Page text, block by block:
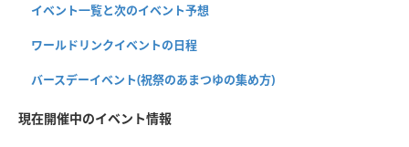
イベント一覧と次のイベント予想
ワールドリンクイベントの日程
バースデーイベント(祝祭のあまつゆの集め方)
現在開催中のイベント情報